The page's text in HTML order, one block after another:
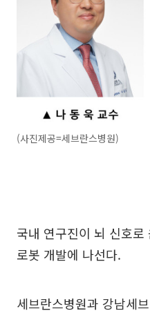
(사진제공=세브란스병원)
국내 연구진이 뇌 신호
로봇 개발에 나선다.
세브란스병원과 강남세